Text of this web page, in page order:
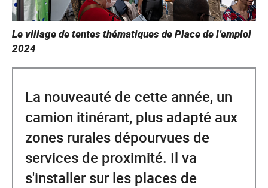
Le village de tentes thématiques de Place de l’emploi
2024
La nouveauté de cette année, un
camion itinérant, plus adapté aux
zones rurales dépourvues de
services de proximité. Il va
s'installer sur les places de